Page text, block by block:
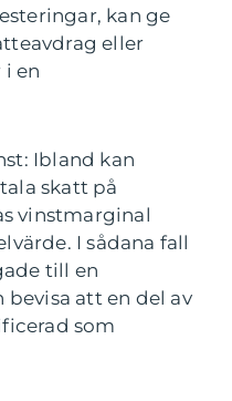
kan ge
eller
en
Ibland kan
skatt på
vinstmarginal
I sådana fall
till en
att en del av
som